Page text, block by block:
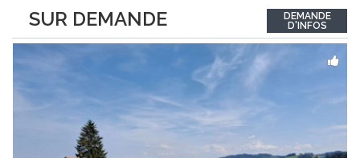
SUR DEMANDE
Architekturverpflichtung - maximale FlexibilitätInteressiert?
JETZT anrufen: +41 79 294 37 71
DEMANDE
D'INFOS